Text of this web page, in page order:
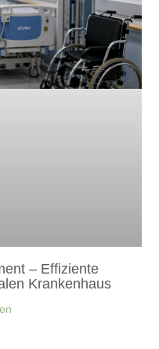
– Effiziente
Krankenhaus